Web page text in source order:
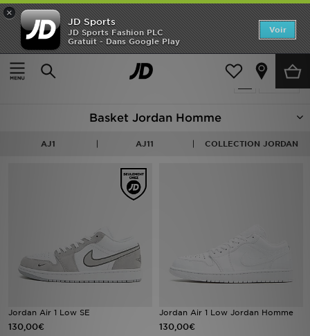
×
JD Sports
JD Sports Fashion PLC
Gratuit - Dans Google Play
Voir
Accueil
Homme Chaussures Homme Baskets
Produits 36
Basket Jordan Homme
AJ1 AJ11 COLLECTION JORDAN
Jordan Air 1 Low SE
130,00€
Jordan Air 1 Low Jordan Homme
130,00€
Accueil
Nouveautés
Enfant
Sports
PROMOS